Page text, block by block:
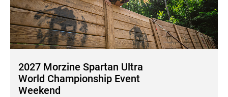
2027 Morzine Spartan Ultra
World Championship Event
Weekend